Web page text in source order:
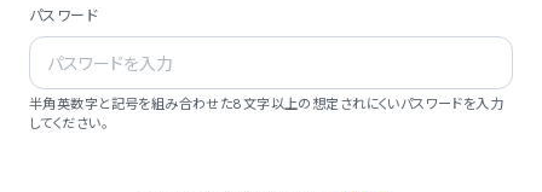
パスワード
半角英数字と記号を組み合わせた8文字以上の想定されにくいパスワードを入力
してください。